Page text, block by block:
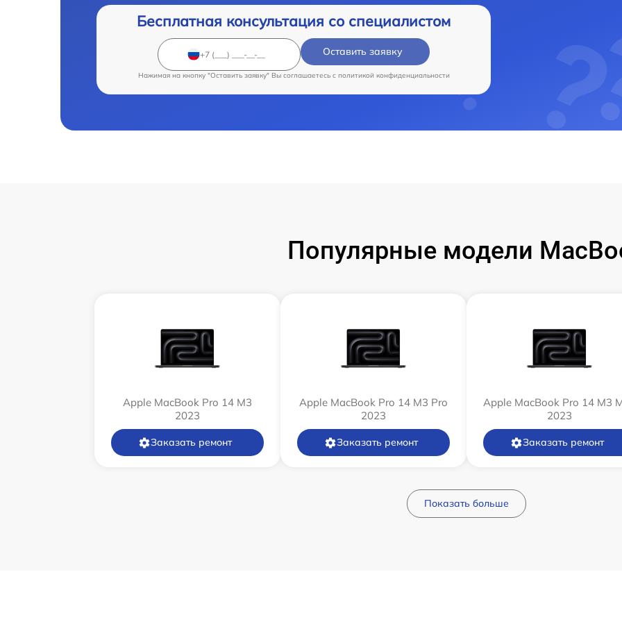
Бесплатная консультация со специалистом
Оставить заявку
Нажимая на кнопку "Оставить заявку" Вы соглашаетесь c политикой конфиденциальности
Популярные модели
Apple MacBook Pro 14 M3
2023
Заказать ремонт
Apple MacBook Pro 14 M3 Pro
2023
Заказать ремонт
Apple MacBook Pro 14 M3
2023
Заказать ремонт
Показать больше